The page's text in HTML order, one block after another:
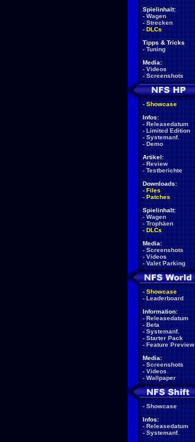
Spielinhalt:
- Wagen
- Strecken
- DLCs
Tipps & Tricks
- Tuning
Media:
- Videos
- Screenshots
- Showcase
Infos:
- Releasedatum
- Limited Edition
- Systemanf.
- Demo
Artikel:
- Review
- Testberichte
Downloads:
- Files
- Patches
Spielinhalt:
- Wagen
- Trophäen
- DLCs
Media:
- Screenshots
- Videos
- Valet Parking
- Showcase
- Leaderboard
Information:
- Releasedatum
- Beta
- Systemanf.
- Starter Pack
- Feature Preview
Media:
- Screenshots
- Videos
- Wallpaper
- Showcase
Infos:
- Releasedatum
- Systemanf.